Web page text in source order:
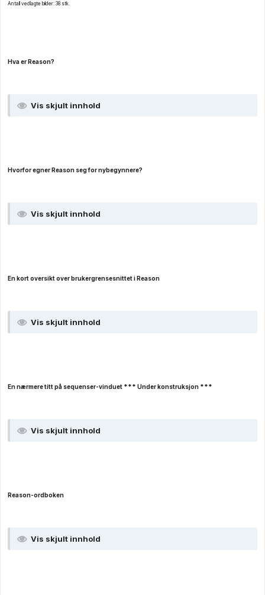
Antall vedlagte bilder: 38 stk.
Hva er Reason?
Vis skjult innhold
Hvorfor egner Reason seg for nybegynnere?
Vis skjult innhold
En kort oversikt over brukergrensesnittet i Reason
Vis skjult innhold
En nærmere titt på sequenser-vinduet *** Under konstruksjon ***
Vis skjult innhold
Reason-ordboken
Vis skjult innhold